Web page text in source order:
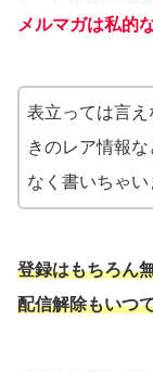
メルマガは私的な
表立っては言
きのレア情報
なく書いちゃい
登録はもちろん
配信解除もいつ